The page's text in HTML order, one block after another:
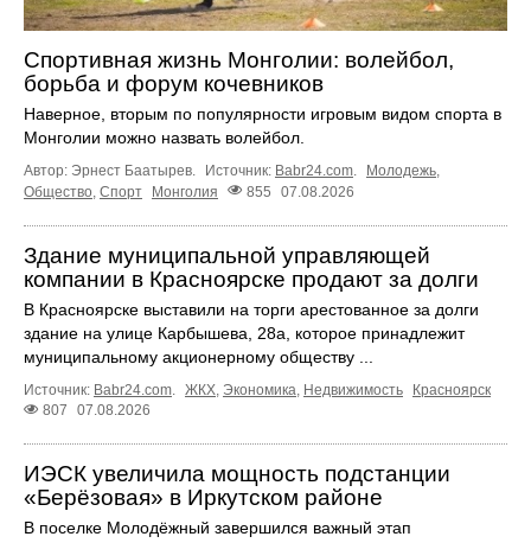
Спортивная жизнь Монголии: волейбол,
борьба и форум кочевников
Наверное, вторым по популярности игровым видом спорта в
Монголии можно назвать волейбол.
Автор: Эрнест Баатырев. Источник: Babr24.com. Молодежь,
Общество Спорт Монголия 855 07.08.2026
Здание муниципальной управляющей
компании в Красноярске продают за долги
В Красноярске выставили на торги арестованное за долги
здание на улице Карбышева, 28а, которое принадлежит
муниципальному акционерному обществу ...
Источник: Babr24.com ЖКХ Экономика Недвижимость
Красноярск
807
07.08.2026
ИЭСК увеличила мощность подстанции
«Берёзовая» в Иркутском районе
В поселке Молодёжный завершился важный этап